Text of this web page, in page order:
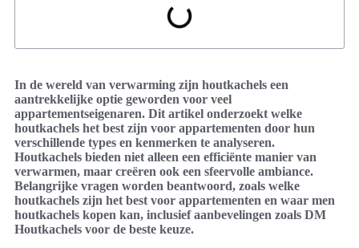
In de wereld van verwarming zijn houtkachels een
aantrekkelijke optie geworden voor veel
appartementseigenaren. Dit artikel onderzoekt welke
houtkachels het best zijn voor appartementen door hun
verschillende types en kenmerken te analyseren.
Houtkachels bieden niet alleen een efficiënte manier van
verwarmen, maar creëren ook een sfeervolle ambiance.
Belangrijke vragen worden beantwoord, zoals welke
houtkachels zijn het best voor appartementen en waar men
houtkachels kopen kan, inclusief aanbevelingen zoals DM
Houtkachels voor de beste keuze.